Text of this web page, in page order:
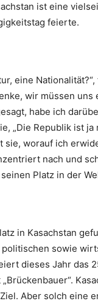
ist eine
feierte.
eine
wir müssen
habe ich
„Die Republik ist
sie, worauf ich
nach und
Platz in der
in Kasachstan
sowie
dieses Jahr das
Aber solch eine